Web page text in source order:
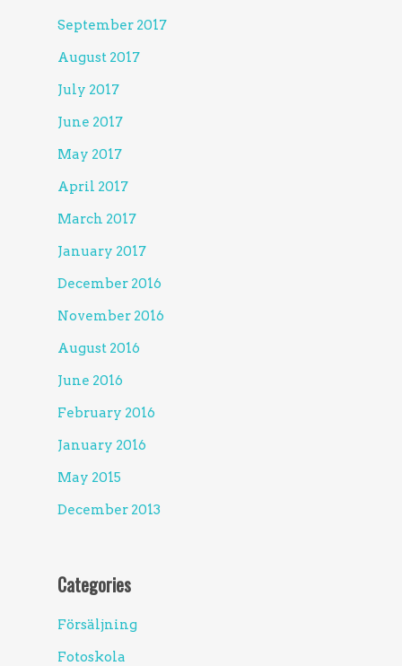
September 2017
August 2017
July 2017
June 2017
May 2017
April 2017
March 2017
January 2017
December 2016
November 2016
August 2016
June 2016
February 2016
January 2016
May 2015
December 2013
Categories
Försäljning
Fotoskola